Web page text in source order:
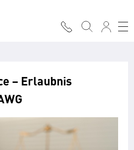
– Erlaubnis